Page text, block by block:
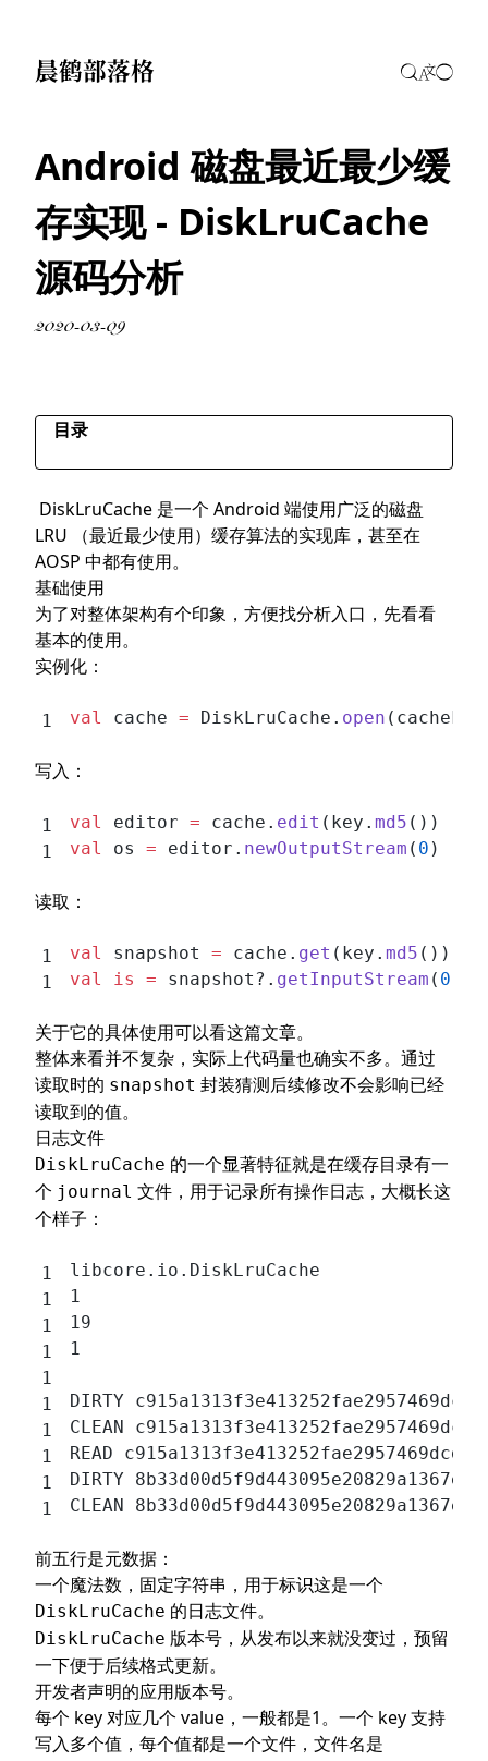
晨鹤部落格
Android 磁盘最近最少缓
存实现 - DiskLruCache
源码分析
2020-03-09
目录
日志文件
实例化
open()
初始化
读取处理日志
写入缓存
DiskLruCache 是一个 Android 端使用广泛的磁盘
LRU （最近最少使用）缓存算法的实现库，甚至在
AOSP 中都有使用。
基础使用
为了对整体架构有个印象，方便找分析入口，先看看
基本的使用。
实例化：
val cache = DiskLruCache. open
写入：
val editor = cache. edit (key.md5 ())
val
os = editor. newOutputStream ( 0 )
读取：
val snapshot = cache. get (key.md5 ())
val
is = snapshot?. getInputStream ( 0
关于它的具体使用可以看这篇文章。
整体来看并不复杂，实际上代码量也确实不多。通过
读取时的 snapshot 封装猜测后续修改不会影响已经
读取到的值。
日志文件
DiskLruCache 的一个显著特征就是在缓存目录有一
个 journal 文件，用于记录所有操作日志，大概长这
个样子：
libcore.io.DiskLruCache
1
19
1
DIRTY c915a1313f3e413252fae2957469dcd2
CLEAN
READ c915a1313f3e413252fae2957469dcd2
DIRTY 8b33d00d5f9d443095e20829a1367e05
CLEAN
前五行是元数据：
一个魔法数，固定字符串，用于标识这是一个
DiskLruCache 的日志文件。
DiskLruCache 版本号，从发布以来就没变过，预留
一下便于后续格式更新。
开发者声明的应用版本号。
每个 key 对应几个 value，一般都是1。一个 key 支持
写入多个值，每个值都是一个文件，文件名是